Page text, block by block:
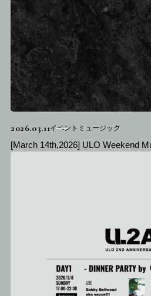
2026.03.11イベントミュージック
[March 14th,2026] ULO Weekend